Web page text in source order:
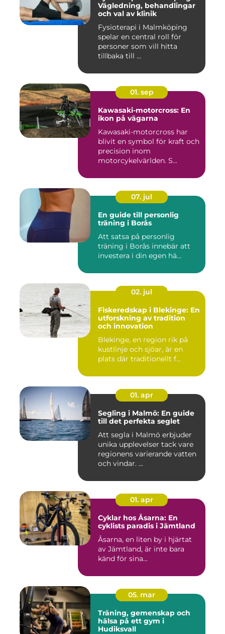
Vägledning, behandlingar
och val av klinik
Fysioterapi i Malmköping
spelar en central roll för
personer som vill hitta
tillbaka till ...
01. sep
Kawasaki-motorcross: En
ikon på vägarna
Kawasaki-motorcross har
blivit en symbol för kraft och
precision inom
motorcykelvärlden. S...
07. jul
En guide till personlig
träning i Borås
Att satsa på personlig
träning i Borås innebär att
investera i din egen hä...
02. jul
Fiskeredskap i Blekinge: En
utforskning av tradition
och innovation
Blekinge, en region rik på
kustlinje och sjöar, är en
plats där traditionellt f...
01. apr
Segling i Malmö: En guide
till det perfekta seglet
Att segla i Malmö erbjuder
unika upplevelser tack vare
regionens varierande vatten
och vindar. ...
01. apr
Cyklar hos Åsarna: En
cyklists paradis i Jämtland
Åsarna, en liten by i hjärtat
av Jämtland, är inte bara
känd för sina...
05. mar
Träning, gemenskap och
hälsa på ett gym i
Hudiksvall